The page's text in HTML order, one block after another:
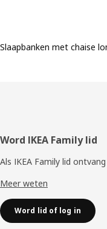
Slaapbanken met chaise
Voettekst
Word IKEA Family lid
Als IKEA Family lid
Meer weten
Word lid of log in